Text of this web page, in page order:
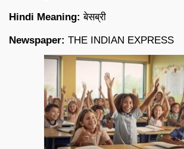
Hindi Meaning: बेसब्री
Newspaper: THE INDIAN EXPRESS